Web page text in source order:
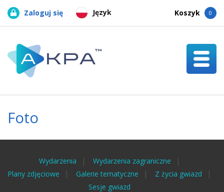
Język
Zaloguj się Koszyk 0
Foto
Wydarzenia
Wydarzenia zagraniczne
Plany zdjęciowe
Galerie tematyczne
Z życia gwiazd
Sesje gwiazd